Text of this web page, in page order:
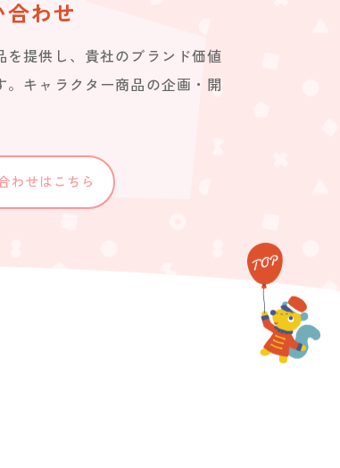
合わせ
を提供し、貴社のブランド価値
キャラクター商品の企画・開
わせはこちら